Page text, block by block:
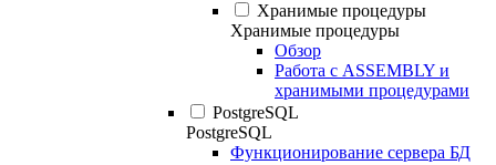
Хранимые процедуры
Хранимые процедуры
Обзор
Работа с ASSEMBLY и
хранимыми процедурами
PostgreSQL
PostgreSQL
Функционирование сервера БД